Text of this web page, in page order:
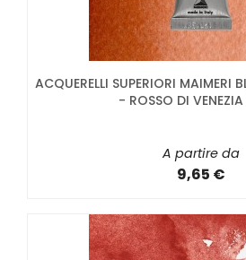
ACQUERELLI SUPERIORI MAIMERI
- ROSSO DI
A partire da
9,65 €